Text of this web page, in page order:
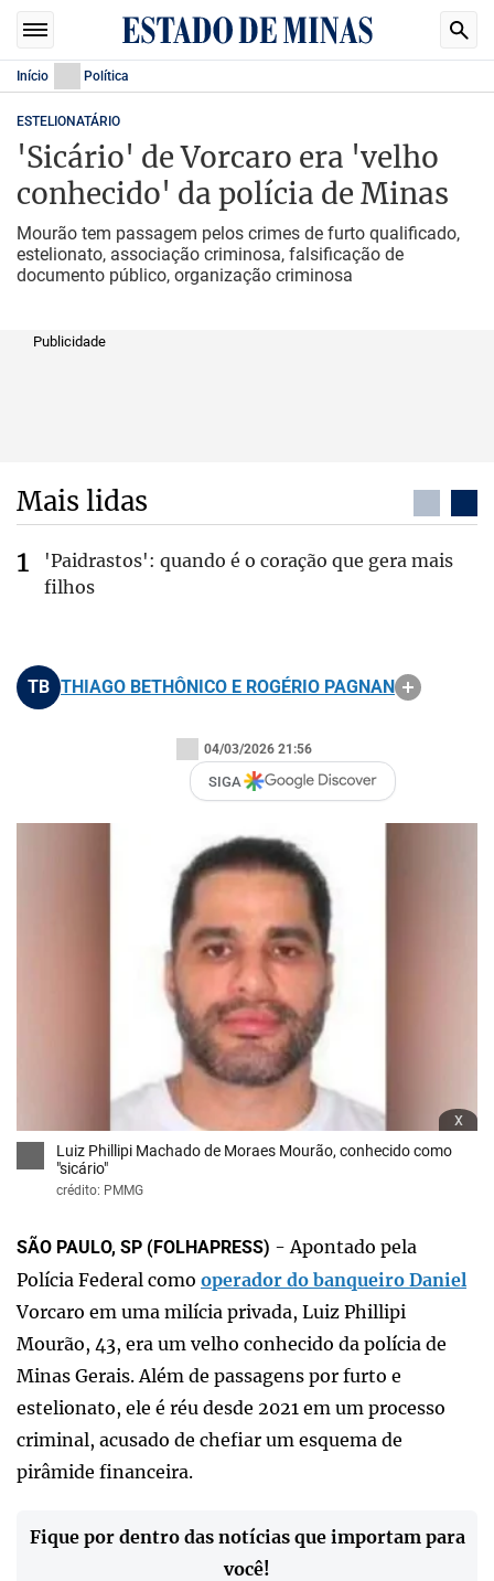
Início Política
ESTELIONATÁRIO
'Sicário' de Vorcaro era 'velho
conhecido' da polícia de Minas
Mourão tem passagem pelos crimes de furto qualificado,
estelionato, associação criminosa, falsificação de
documento público, organização criminosa
Publicidade
Mais lidas
'Paidrastos': quando é o coração que gera mais
filhos
TB THIAGO BETHÔNICO E ROGÉRIO PAGNAN
04/03/2026 21:56
SIGA
x
Luiz Phillipi Machado de Moraes Mourão, conhecido como
"sicário"
crédito: PMMG
SÃO PAULO, SP (FOLHAPRESS) - Apontado pela
Polícia Federal como operador do banqueiro Daniel
Vorcaro em uma milícia privada, Luiz Phillipi
Mourão, 43, era um velho conhecido da polícia de
Minas Gerais. Além de passagens por furto e
estelionato, ele é réu desde 2021 em um processo
criminal, acusado de chefiar um esquema de
pirâmide financeira.
Fique por dentro das notícias que importam para
você!